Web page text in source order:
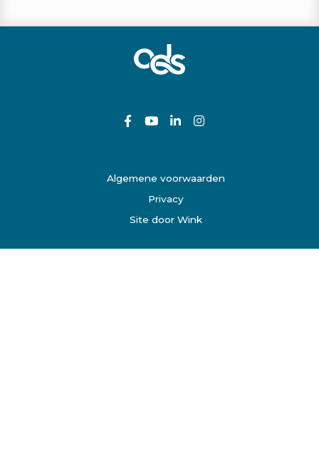
Algemene voorwaarden
Privacy
Site door Wink